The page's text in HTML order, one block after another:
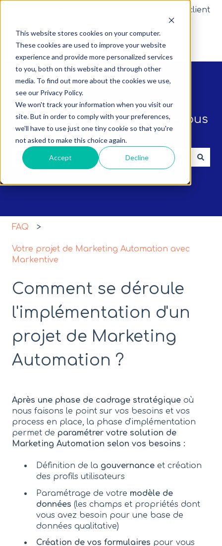
This website stores cookies on your computer.
These cookies are used to improve your website
experience and provide more personalized services
to you, both on this website and through other
media. To find out more about the cookies we use,
see our Privacy Policy.
We won't track your information when you visit our
site. But in order to comply with your preferences,
we'll have to use just one tiny cookie so that you're
not asked to make this choice again.
Accept Decline
Afficher le sous-menu pour lesPortail client
Bonjour. Comment pouvons-nous
vous aider ?
Il n'y a aucune suggestion car le champ de
FAQ
Votre projet de Marketing Automation avec
Markentive
Comment se déroule
l'implémentation d'un
projet de Marketing
Automation ?
Après une phase de cadrage stratégique où
nous faisons le point sur vos besoins et vos
process en place, la phase d'implémentation
permet de paramétrer votre solution de
Marketing Automation selon vos besoins :
Définition de la gouvernance et création
des profils utilisateurs
Paramétrage de votre modèle de
données (les champs et propriétés dont
vous avez besoin pour une base de
données qualitative)
Création de vos formulaires pour vous